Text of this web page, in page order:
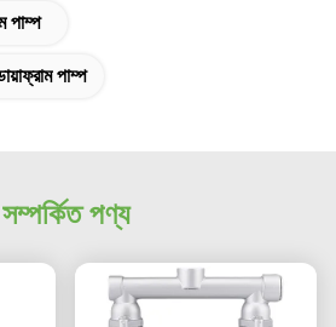
পাম্প
পাম্প
সম্পর্কিত পণ্য